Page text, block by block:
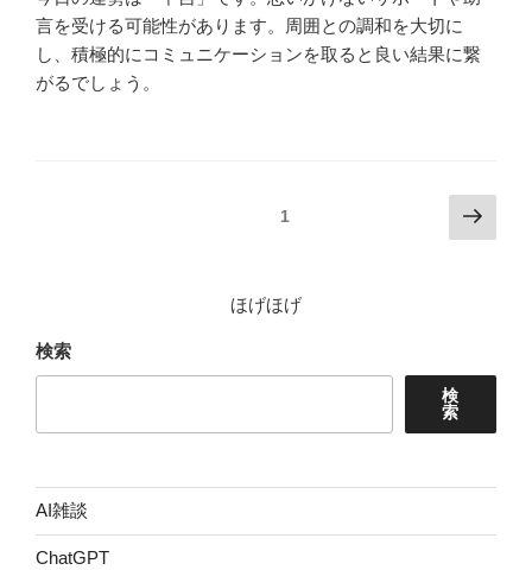
言を受ける可能性があります。周囲との調和を大切に
し、積極的にコミュニケーションを取ると良い結果に繋
がるでしょう。
ー
ジ
り
1
次
の
ほげほげ
検索
検
索
AI雑談
ChatGPT